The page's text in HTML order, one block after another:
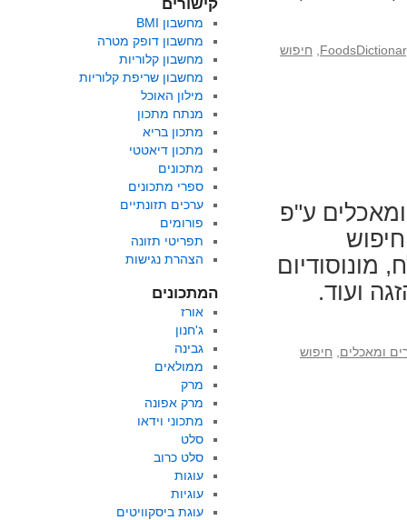
חיפוש
ע"פ
מונוסודיום
ועוד.
ומאכלים חיפוש
קישורים
מחשבון BMI
מחשבון דופק מטרה
מחשבון קלוריות
מחשבון שריפת קלוריות
מילון האוכל
מנתח מתכון
מתכון בריא
מתכון דיאטטי
מתכונים
ספרי מתכונים
ערכים תזונתיים
פורומים
תפריטי תזונה
הצהרת נגישות
המתכונים
אורז
ג'חנון
גבינה
ממולאים
מרק
מרק אפונה
מתכוני וידאו
סלט
סלט כרוב
עוגות
עוגיות
עוגת ביסקוויטים